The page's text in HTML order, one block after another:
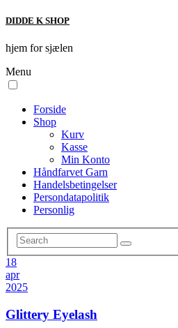
DIDDE K SHOP
hjem for sjælen
Menu
Forside
Shop
Kurv
Kasse
Min Konto
Håndfarvet Garn
Handelsbetingelser
Persondatapolitik
Personlig
18
apr
2025
Glittery Eyelash